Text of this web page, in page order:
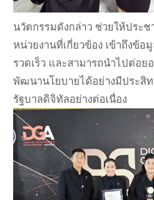
นวัตกรรมดังกล่าว ช่วยให้ประ
หน่วยงานที่เกี่ยวข้อง เข้าถึงข้อ
รวดเร็ว และสามารถนำไปต่อย
พัฒนานโยบายได้อย่างมีประสิ
รัฐบาลดิจิทัลอย่างต่อเนื่อง